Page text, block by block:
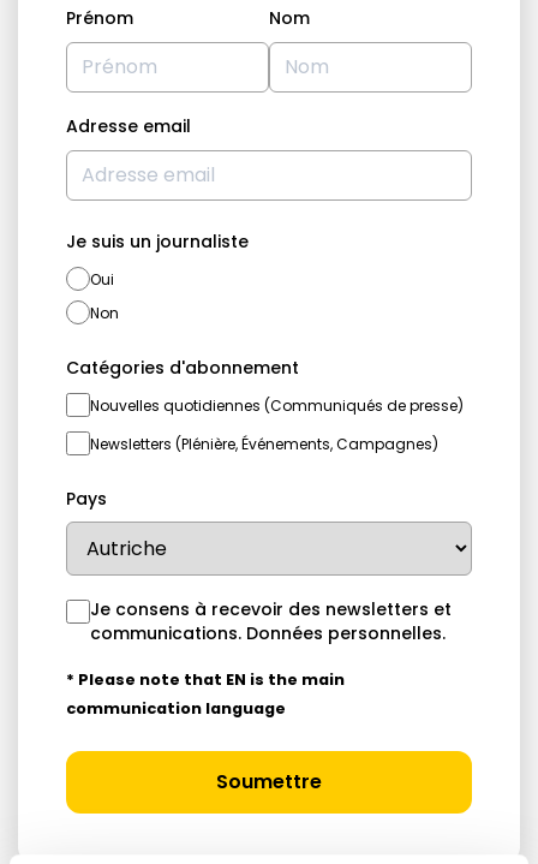
Prénom Nom
Adresse email
Je suis un journaliste
Oui
Non
Catégories d'abonnement
Nouvelles quotidiennes (Communiqués de presse)
Newsletters (Plénière, Événements, Campagnes)
Pays
Je consens à recevoir des newsletters et
communications. Données personnelles.
* Please note that EN is the main
communication language
Soumettre